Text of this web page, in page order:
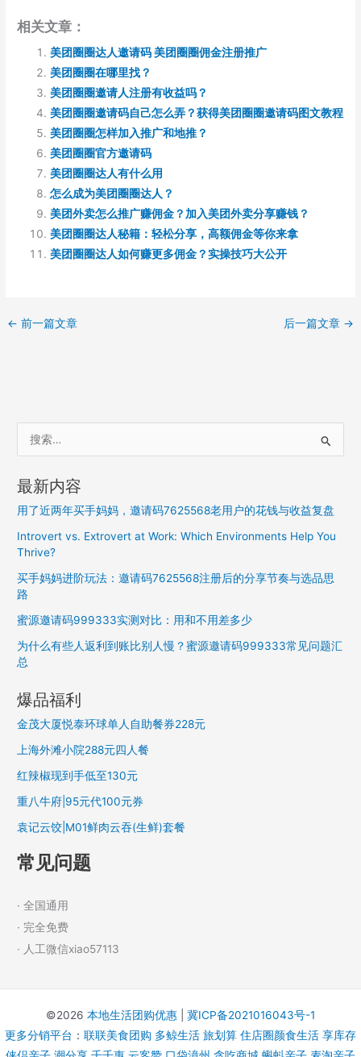
相关文章：
美团圈圈达人邀请码 美团圈圈佣金注册推广
美团圈圈在哪里找？
美团圈圈邀请人注册有收益吗？
美团圈圈邀请码自己怎么弄？获得美团圈圈邀请码图文教程
美团圈圈怎样加入推广和地推？
美团圈圈官方邀请码
美团圈圈达人有什么用
怎么成为美团圈圈达人？
美团外卖怎么推广赚佣金？加入美团外卖分享赚钱？
美团圈圈达人秘籍：轻松分享，高额佣金等你来拿
美团圈圈达人如何赚更多佣金？实操技巧大公开
← 前一篇文章 后一篇文章 →
索
最新内容
用了近两年买手妈妈，邀请码7625568老用户的花钱与收益复盘
Introvert vs. Extrovert at Work: Which Environments Help You
Thrive?
买手妈妈进阶玩法：邀请码7625568注册后的分享节奏与选品思
路
蜜源邀请码999333实测对比：用和不用差多少
为什么有些人返利到账比别人慢？蜜源邀请码999333常见问题汇
总
爆品福利
金茂大厦悦泰环球单人自助餐券228元
上海外滩小院288元四人餐
红辣椒现到手低至130元
重八牛府|95元代100元券
袁记云饺|M01鲜肉云吞(生鲜)套餐
常见问题
· 全国通用
· 完全免费
· 人工微信xiao57113
©2026 本地生活团购优惠
冀ICP备2021016043号-1
更多分销平台 ： 联联美食团购 多鲸生活 旅划算 住店圈颜食生活 享库存